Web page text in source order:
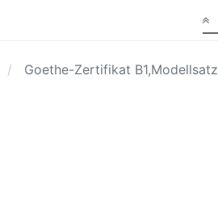
Goethe-Zertifikat B1,Modellsatz